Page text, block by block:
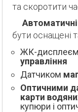
та скоротити
бути оснащені
ЖК-дисплеєм
управління
Датчиком
Оптичними
карти
купюри і